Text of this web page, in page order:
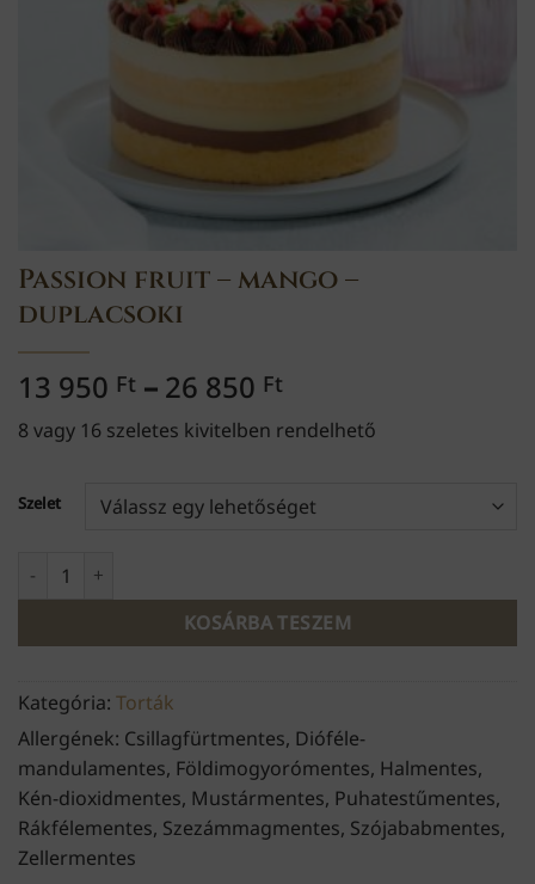
Passion fruit – mango –
duplacsoki
13 950 Ft – 26 850 FtÁrtartomány:
950 Ft
26
850 Ft
8 vagy 16 szeletes kivitelben rendelhető
Szelet
Passion fruit - mango - duplacsoki mennyiség
KOSÁRBA TESZEM
Kategória: Torták
Allergének: Csillagfürtmentes, Dióféle-
mandulamentes, Földimogyorómentes, Halmentes,
Kén-dioxidmentes, Mustármentes, Puhatestűmentes,
Rákfélementes, Szezámmagmentes, Szójababmentes,
Zellermentes